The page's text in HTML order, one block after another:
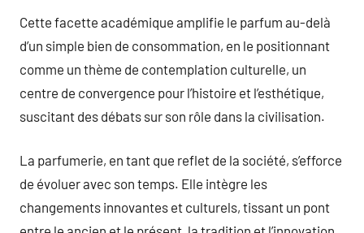
Cette facette académique amplifie le parfum au-delà
d’un simple bien de consommation, en le positionnant
comme un thème de contemplation culturelle, un
centre de convergence pour l’histoire et l’esthétique,
suscitant des débats sur son rôle dans la civilisation.
La parfumerie, en tant que reflet de la société, s’efforce
de évoluer avec son temps. Elle intègre les
changements innovantes et culturels, tissant un pont